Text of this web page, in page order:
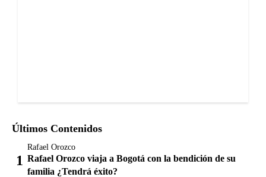
Últimos Contenidos
Rafael Orozco
Rafael Orozco viaja a Bogotá con la bendición de su
familia ¿Tendrá éxito?